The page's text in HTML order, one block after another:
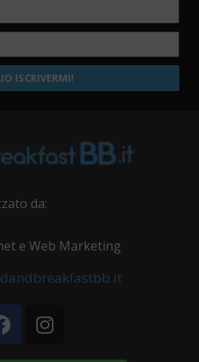
ISCRIVERMI!
da:
e Web Marketing